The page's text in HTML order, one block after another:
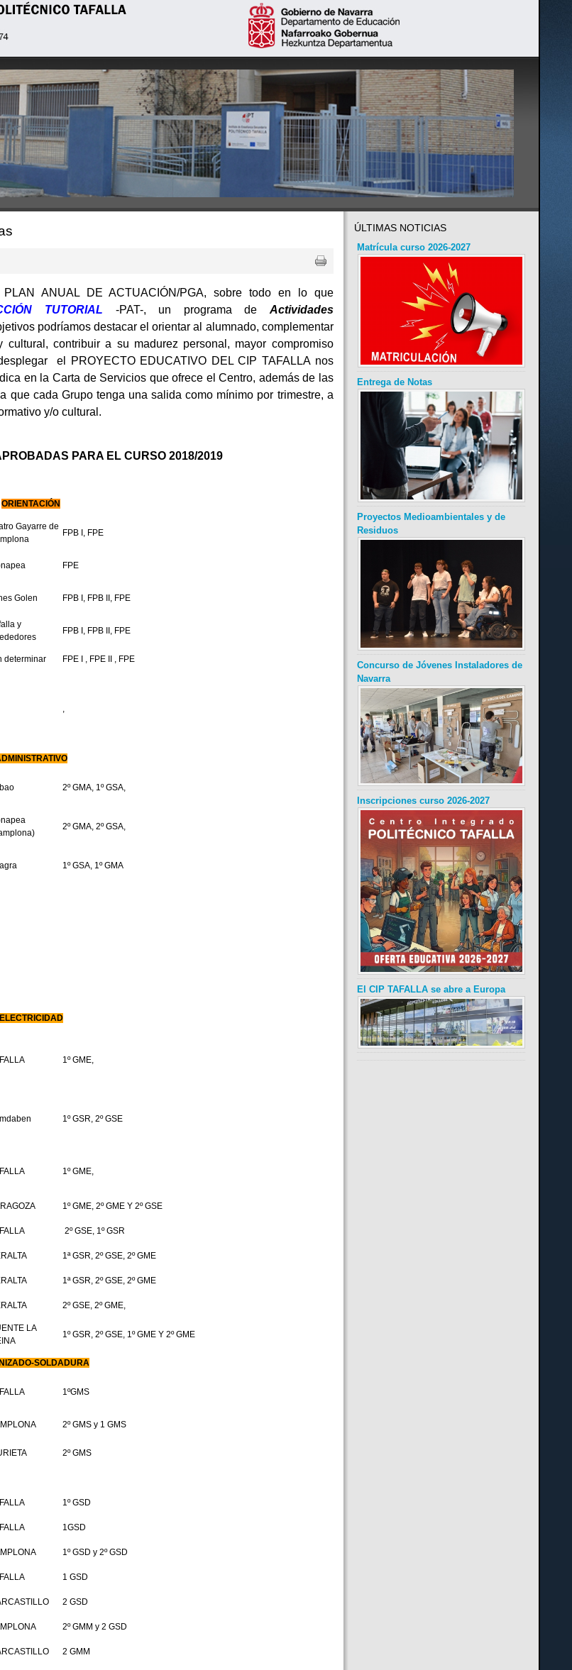
ANUAL DE ACTUACIÓN/PGA, sobre todo en lo que
TUTORIAL -PAT-, un programa de Actividades
podríamos destacar el orientar al alumnado, complementar
contribuir a su madurez personal, mayor compromiso
el PROYECTO EDUCATIVO DEL CIP TAFALLA nos
en la Carta de Servicios que ofrece el Centro, además de las
que cada Grupo tenga una salida como mínimo por trimestre, a
y/o cultural.
PARA EL CURSO 2018/2019
ORIENTACIÓN
Gayarre de
FPB I, FPE
FPE
Golen FPB I, FPB II, FPE
y
FPB I, FPB II, FPE
determinar FPE I , FPE II , FPE
,
2º GMA, 1º GSA,
2º GMA, 2º GSA,
1º GSA, 1º GMA
ELECTRICIDAD
1º GME,
1º GSR, 2º GSE
1º GME,
1º GME, 2º GME Y 2º GSE
2º GSE, 1º GSR
1ª GSR, 2º GSE, 2º GME
1ª GSR, 2º GSE, 2º GME
2º GSE, 2º GME,
LA
1º GSR, 2º GSE, 1º GME Y 2º GME
SOLDADURA
1ºGMS
2º GMS y 1 GMS
2º GMS
1º GSD
1GSD
1º GSD y 2º GSD
1 GSD
2 GSD
2º GMM y 2 GSD
2 GMM
ÚLTIMAS NOTICIAS
Matrícula curso 2026-2027
Entrega de Notas
Proyectos Medioambientales y de
Residuos
Concurso de Jóvenes Instaladores de
Navarra
Inscripciones curso 2026-2027
El CIP TAFALLA se abre a Europa